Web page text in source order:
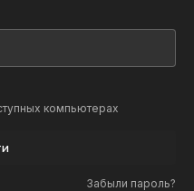
компьютерах
Забыли пароль?